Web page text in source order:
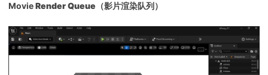
MovieRender Queue （影片渲染队列）